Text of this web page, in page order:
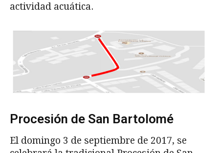
actividad acuática.
Procesión de San Bartolomé
El domingo 3 de septiembre de 2017, se